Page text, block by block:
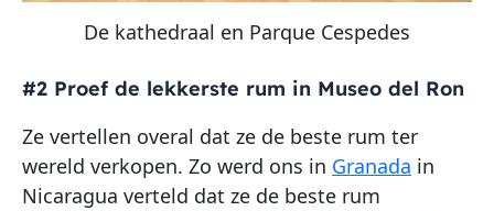
De kathedraal en Parque Cespedes
#2 Proef de lekkerste rum in Museo del Ron
Ze vertellen overal dat ze de beste rum ter
wereld verkopen. Zo werd ons in Granada in
Nicaragua verteld dat ze de beste rum